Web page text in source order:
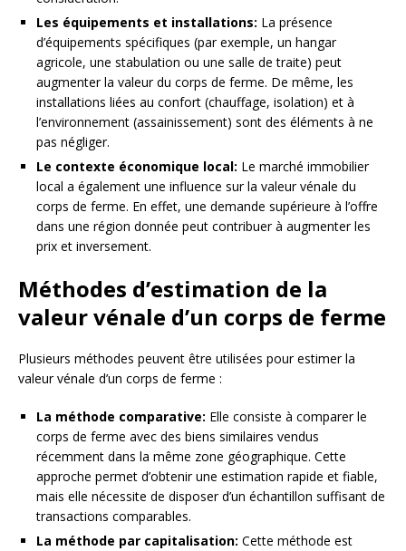
Les équipements et installations: La présence
d’équipements spécifiques (par exemple, un hangar
agricole, une stabulation ou une salle de traite) peut
augmenter la valeur du corps de ferme. De même, les
installations liées au confort (chauffage, isolation) et à
l’environnement (assainissement) sont des éléments à ne
pas négliger.
Le contexte économique local: Le marché immobilier
local a également une influence sur la valeur vénale du
corps de ferme. En effet, une demande supérieure à l’offre
dans une région donnée peut contribuer à augmenter les
prix et inversement.
Méthodes d’estimation de la
valeur vénale d’un corps de ferme
Plusieurs méthodes peuvent être utilisées pour estimer la
valeur vénale d’un corps de ferme :
La méthode comparative: Elle consiste à comparer le
corps de ferme avec des biens similaires vendus
récemment dans la même zone géographique. Cette
approche permet d’obtenir une estimation rapide et fiable,
mais elle nécessite de disposer d’un échantillon suffisant de
transactions comparables.
La méthode par capitalisation: Cette méthode est